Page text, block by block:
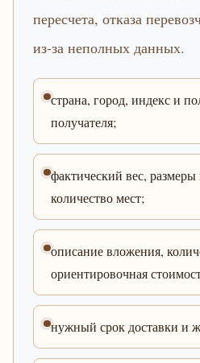
пересчета, отказа
из-за неполных данных.
страна, город, индекс и
получателя;
фактический вес, размеры
количество мест;
описание вложения,
ориентировочная
нужный срок доставки и